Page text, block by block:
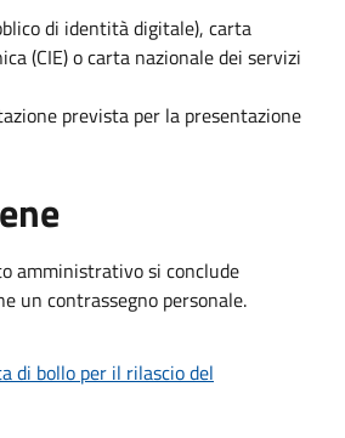
di identità digitale), carta
(CIE) o carta nazionale dei servizi
prevista per la presentazione
amministrativo si conclude
un contrassegno personale.
di bollo per il rilascio del